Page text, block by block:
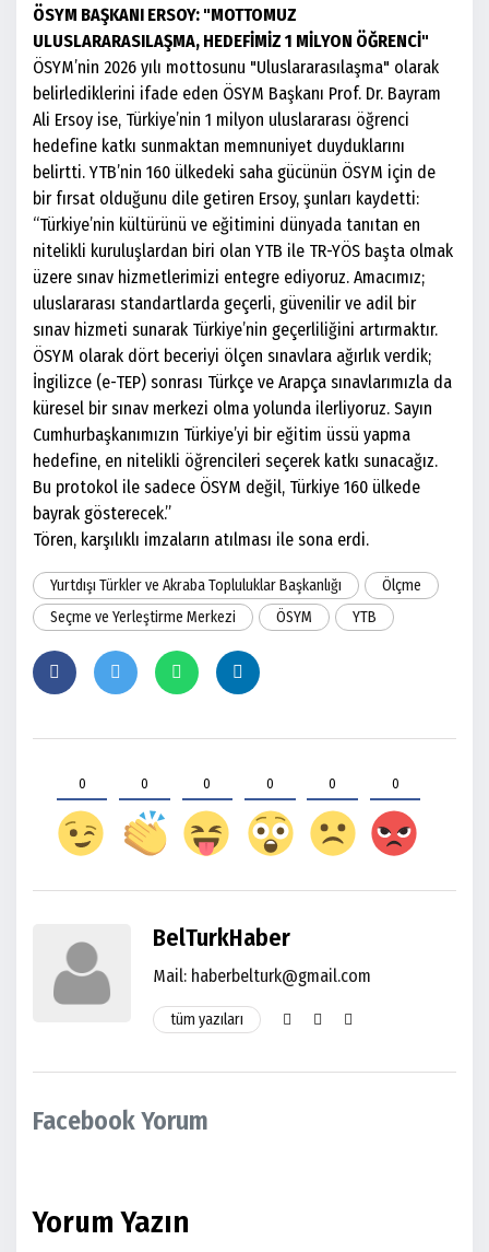
ÖSYM BAŞKANI ERSOY: "MOTTOMUZ
ULUSLARARASILAŞMA, HEDEFİMİZ 1 MİLYON ÖĞRENCİ"
ÖSYM’nin 2026 yılı mottosunu "Uluslararasılaşma" olarak
belirlediklerini ifade eden ÖSYM Başkanı Prof. Dr. Bayram
Ali Ersoy ise, Türkiye’nin 1 milyon uluslararası öğrenci
hedefine katkı sunmaktan memnuniyet duyduklarını
belirtti. YTB’nin 160 ülkedeki saha gücünün ÖSYM için de
bir fırsat olduğunu dile getiren Ersoy, şunları kaydetti:
“Türkiye’nin kültürünü ve eğitimini dünyada tanıtan en
nitelikli kuruluşlardan biri olan YTB ile TR-YÖS başta olmak
üzere sınav hizmetlerimizi entegre ediyoruz. Amacımız;
uluslararası standartlarda geçerli, güvenilir ve adil bir
sınav hizmeti sunarak Türkiye’nin geçerliliğini artırmaktır.
ÖSYM olarak dört beceriyi ölçen sınavlara ağırlık verdik;
İngilizce (e-TEP) sonrası Türkçe ve Arapça sınavlarımızla da
küresel bir sınav merkezi olma yolunda ilerliyoruz. Sayın
Cumhurbaşkanımızın Türkiye’yi bir eğitim üssü yapma
hedefine, en nitelikli öğrencileri seçerek katkı sunacağız.
Bu protokol ile sadece ÖSYM değil, Türkiye 160 ülkede
bayrak gösterecek.”
Tören, karşılıklı imzaların atılması ile sona erdi.
Yurtdışı Türkler ve Akraba Topluluklar Başkanlığı
Ölçme
Seçme ve Yerleştirme Merkezi
ÖSYM YTB
0 0 0 0 0 0
BelTurkHaber
Mail: haberbelturk@gmail.com
tüm yazıları
Facebook Yorum
Yorum Yazın